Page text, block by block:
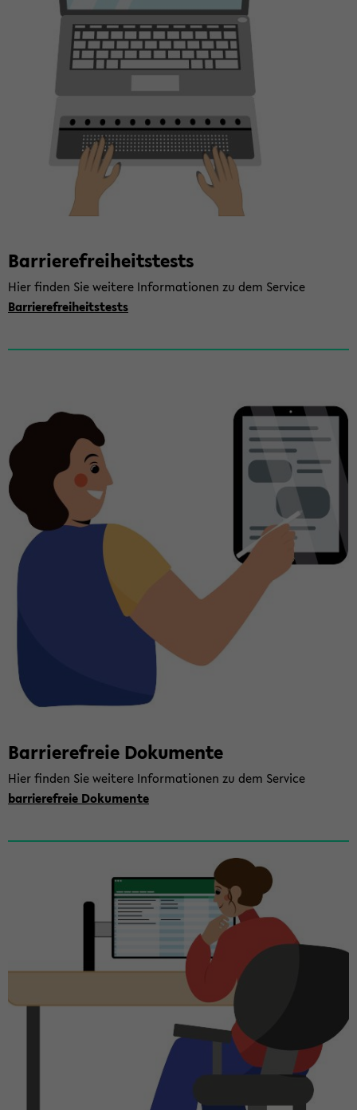
Bar­rie­re­frei­heits­tests
Hier fin­den Sie wei­te­re In­for­ma­tio­nen zu dem Ser­vice
Bar­rie­re­frei­heits­tests
Bar­rie­re­freie Do­ku­men­te
Hier fin­den Sie wei­te­re In­for­ma­tio­nen zu dem Ser­vice
bar­rie­re­freie Do­ku­men­te